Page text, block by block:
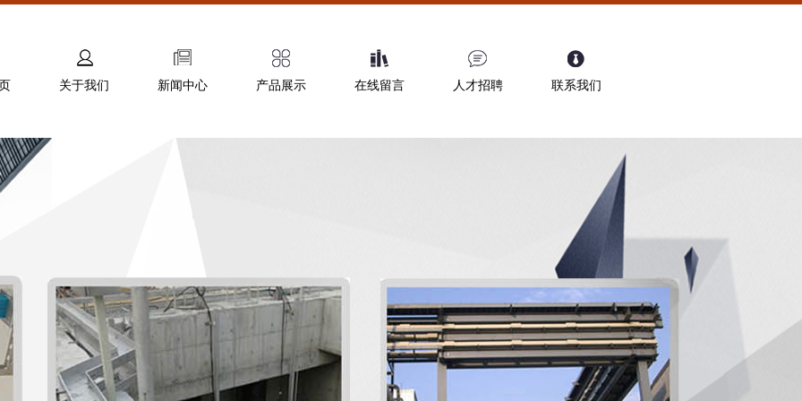
关于我们 新闻中心 产品展示 在线留言 人才招聘 联系我们